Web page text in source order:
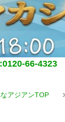
66-4323
アジアンTOP